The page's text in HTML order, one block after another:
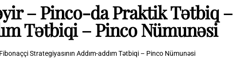
– Pinco-da Praktik Tətbiq –
Tətbiqi – Pinco Nümunəsi
Strategiyasının Addım-addım Tətbiqi – Pinco Nümunəsi